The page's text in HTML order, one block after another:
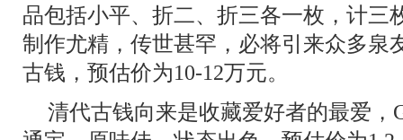
品包括小平、折二、折三各一枚，计三
制作尤精，传世甚罕，必将引来众多泉
古钱，预估价为10-12万元。
清代古钱向来是收藏爱好者的最爱，